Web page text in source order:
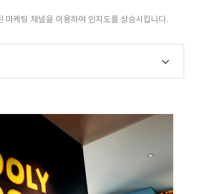
마케팅 채널을 이용하여 인지도를 상승시킵니다.